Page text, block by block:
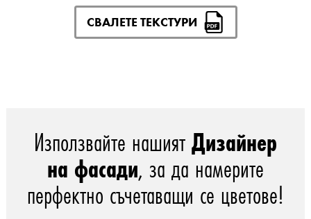
СВАЛЕТЕ ТЕКСТУРИ
Използвайте нашиятДизайнер
на фасади, за да намерите
перфектно съчетаващи се цветове!